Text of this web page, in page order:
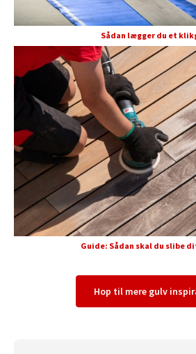
Sådan lægger du et
Guide: Sådan skal du slibe
Hop til mere gulv